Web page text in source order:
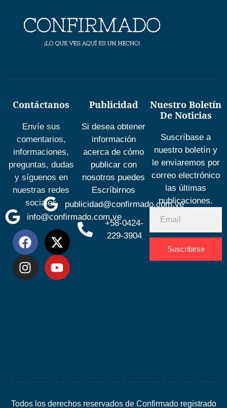
Contáctanos
Envíe sus
comentarios,
informaciones,
preguntas, dudas
y síguenos en
nuestras redes
sociales
info@confirmado.com.ve
Publicidad
Si desea obtener
información
acerca de cómo
publicar con
nosotros puedes
Escríbirnos
publicidad@confirmado.com.ve
+58-0424-
229-3904
Nuestro Boletín
De Noticias
Suscríbase a
nuestro boletín y
le enviaremos por
correo electrónico
las últimas
publicaciones.
Suscribirse
Todos los derechos reservados de Confirmado registrado